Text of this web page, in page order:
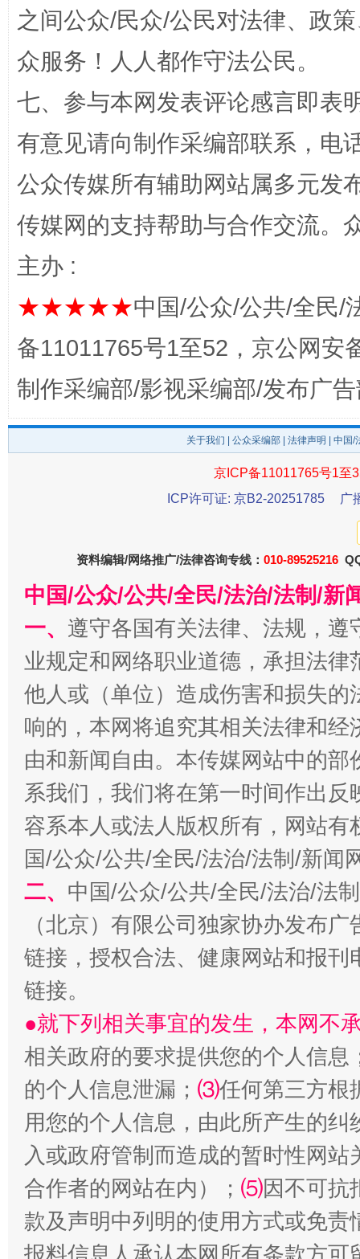
一颗心始终滚烫 还
完善运行机制助力责任有效落实
法徽映军营 权益有保障
一批国家标准开始实施 从
以产业富民促振兴 酒驾
从幼儿园到大学，有这些资助 “
之间公众/民众/公民对法律、政
众服务！人人都作守法公民。
七、参与本网发表评论感言即表
有意见请向制作采编部联系，电
公众传媒所有辅助网站属多元发
传媒网的支持帮助与合作交流。
主办 :
★★★★★中国/公众/公共/全民/
备11011765号1至52，京公网安
制作采编部/影视采编部/发布广
关于我们 公众采编部 法律声明 | 中国
京ICP备11011765号1至
ICP许可证: 京B2-20251785
广
资料编辑/网络推广/法律咨询专线： 010-89525216
中国/公众/公共/全民/法治/法制/新
一、 遵守各国有关法律、法规，
业规定和网络职业道德，承担法
他人或（单位）造成伤害和损失
响的，本网将追究其相关法律和
由和新闻自由。本传媒网站中的
系我们，我们将在第一时间作出
容系本人或法人版权所有，网站
国/公众/公共/全民/法治/法制/新闻
二、 中国/公众/公共/全民/法治/法
（北京）有限公司独家协办发布
链接，授权合法、健康网站和报
链接。
●就下列相关事宜的发生，本网不
相关政府的要求提供您的个人信息
的个人信息泄漏； ⑶任何第三方根
用您的个人信息，由此所产生的纠
入或政府管制而造成的暂时性网
合作者的网站在内）； ⑸因不可抗
款及声明中列明的使用方式或免责
报料信息人承认本网所有条款方